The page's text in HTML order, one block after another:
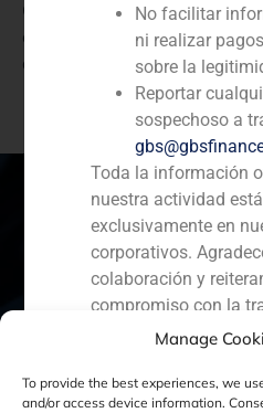
Manage
To provide the best experiences, we
and/or access device information.
GBS Finance actuó como
empresa dedicada a la
de capital para la entrada de
España Portugal
Ecuador Perú
No facilitar
ni realizar
sobre la
Reportar
sospechoso a
Toda la información
nuestra actividad
exclusivamente en
corporativos.
colaboración y
compromiso con la
seguridad y la
Capital Markets AV